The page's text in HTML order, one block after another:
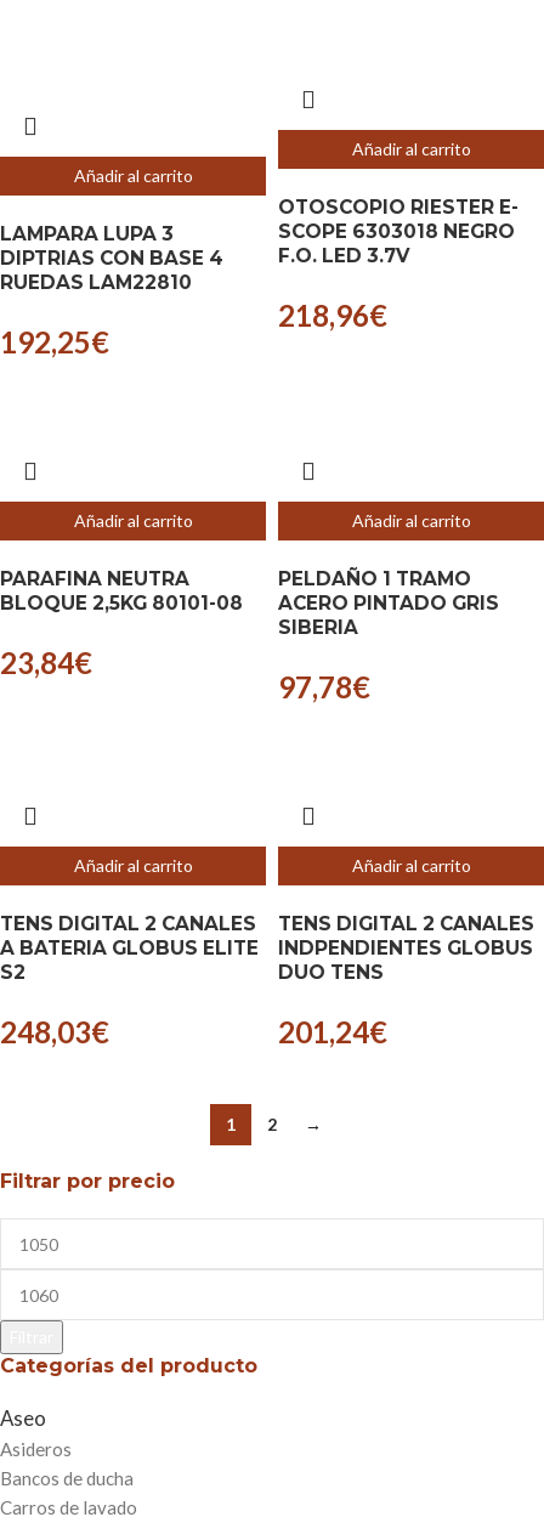
Filtrar por precio
Categorías del producto
Aseo
Asideros
Bancos de ducha
Carros de lavado
Añadir al carrito
LAMPARA LUPA 3
DIPTRIAS CON BASE 4
RUEDAS LAM22810
192,25€
Añadir al carrito
OTOSCOPIO RIESTER E-
SCOPE 6303018 NEGRO
F.O. LED 3.7V
218,96€
Añadir al carrito
PARAFINA NEUTRA
BLOQUE 2,5KG 80101-08
23,84€
Añadir al carrito
PELDAÑO 1 TRAMO
ACERO PINTADO GRIS
SIBERIA
97,78€
Añadir al carrito
TENS DIGITAL 2 CANALES
A BATERIA GLOBUS ELITE
S2
248,03€
Añadir al carrito
TENS DIGITAL 2 CANALES
INDPENDIENTES GLOBUS
DUO TENS
201,24€
1 2 →